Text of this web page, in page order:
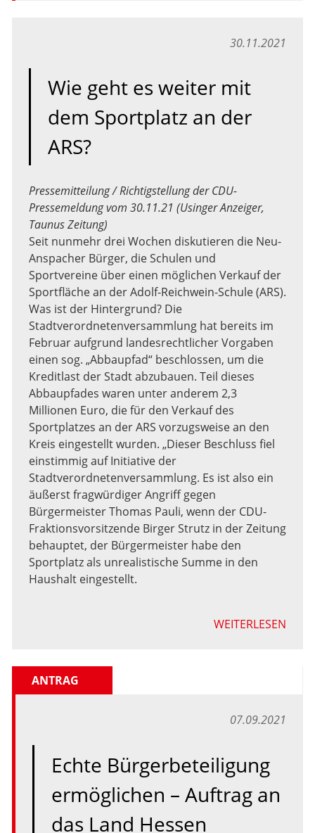
30.11.2021
Wie geht es weiter mit
dem Sportplatz an der
ARS?
Pressemitteilung / Richtigstellung der CDU-
Pressemeldung vom 30.11.21 (Usinger Anzeiger,
Taunus Zeitung)
Seit nunmehr drei Wochen diskutieren die Neu-
Anspacher Bürger, die Schulen und
Sportvereine über einen möglichen Verkauf der
Sportfläche an der Adolf-Reichwein-Schule (ARS).
Was ist der Hintergrund? Die
Stadtverordnetenversammlung hat bereits im
Februar aufgrund landesrechtlicher Vorgaben
einen sog. „Abbaupfad“ beschlossen, um die
Kreditlast der Stadt abzubauen. Teil dieses
Abbaupfades waren unter anderem 2,3
Millionen Euro, die für den Verkauf des
Sportplatzes an der ARS vorzugsweise an den
Kreis eingestellt wurden. „Dieser Beschluss fiel
einstimmig auf Initiative der
Stadtverordnetenversammlung. Es ist also ein
äußerst fragwürdiger Angriff gegen
Bürgermeister Thomas Pauli, wenn der CDU-
Fraktionsvorsitzende Birger Strutz in der Zeitung
behauptet, der Bürgermeister habe den
Sportplatz als unrealistische Summe in den
Haushalt eingestellt.
WEITERLESEN
ANTRAG
07.09.2021
Echte Bürgerbeteiligung
ermöglichen – Auftrag an
das Land Hessen